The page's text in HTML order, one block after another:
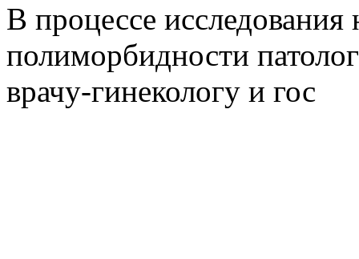
В процессе
полиморбидности
врачу-гинекологу и гос